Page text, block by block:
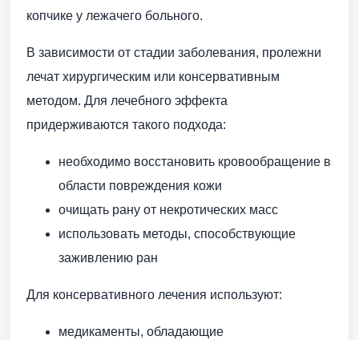
копчике у лежачего больного.
В зависимости от стадии заболевания, пролежни
лечат хирургическим или консервативным
методом. Для лечебного эффекта
придерживаются такого подхода:
необходимо восстановить кровообращение в
области повреждения кожи
очищать рану от некротических масс
использовать методы, способствующие
заживлению ран
Для консервативного лечения используют:
медикаменты, обладающие